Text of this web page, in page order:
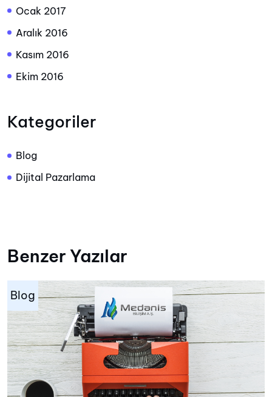
Ocak 2017
Aralık 2016
Kasım 2016
Ekim 2016
Kategoriler
Blog
Dijital Pazarlama
Benzer Yazılar
Blog